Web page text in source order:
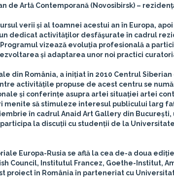
de Artă Contemporană (Novosibirsk) –
verii și al toamnei acestui an în Europa,
dedicat activităţilor desfăşurate în cadrul
vizează evoluția profesională a
și adaptarea unor noi practici
din România, a inițiat în 2010 Centrul Siberian
activitățile propuse de acest centru se
și conferințe asupra artei situației artei
menite să stimuleze interesul publicului larg
în cadrul Anaid Art Gallery din
la discuții cu studenții de la
Europa-Rusia se află la cea de-a doua
Council, Institutul Francez, Goethe-Institut,
proiect în România în parteneriat cu